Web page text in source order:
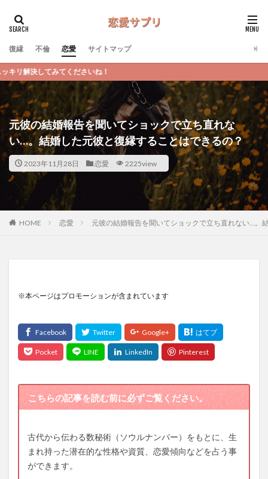
復縁 不倫 恋愛 サイトマップ
元彼の結婚報告を聞いてショックで立ち直れな
い…。結婚した元彼と復縁することはできるの？
2023年11月28日 恋愛 2225view
HOME 恋愛 元彼の結婚報告を聞いてショックで立ち直れない…。
※本ページはプロモーションが含まれています
こちらの記事を読む前に必ずご覧ください。
古代から伝わる数秘術（ソウルナンバー）をもとに、生
まれ持った潜在的な性格や資質、恋愛傾向などを占う事
ができます。